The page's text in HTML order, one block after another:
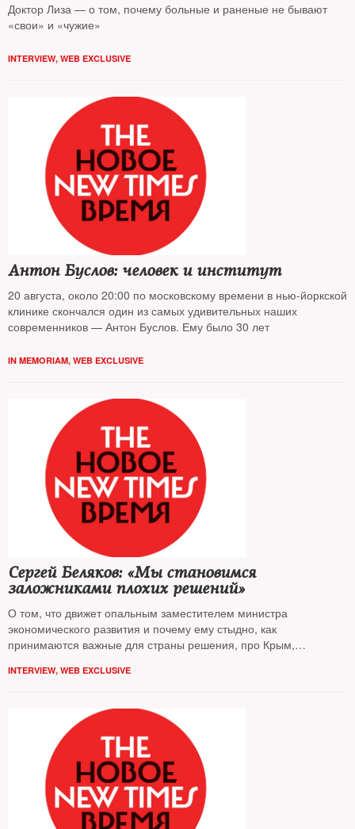
Доктор Лиза — о том, почему больные и раненые не бывают
«свои» и «чужие»
INTERVIEW, WEB EXCLUSIVE
Антон Буслов: человек и институт
20 августа, около 20:00 по московскому времени в нью-йоркской
клинике скончался один из самых удивительных наших
современников — Антон Буслов. Ему было 30 лет
IN MEMORIAM, WEB EXCLUSIVE
Сергей Беляков: «Мы становимся
заложниками плохих решений»
О том, что движет опальным заместителем министра
экономического развития и почему ему стыдно, как
принимаются важные для страны решения, про Крым,
INTERVIEW, WEB EXCLUSIVE